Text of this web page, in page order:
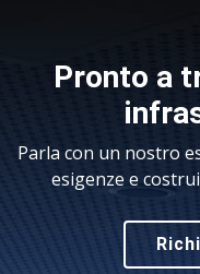
Pronto a
Parla con un nostro
esigenze e